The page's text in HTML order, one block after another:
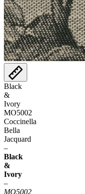
Black
&
Ivory
MO5002
Coccinella
Bella
Jacquard
–
Black
&
Ivory
–
MO5002